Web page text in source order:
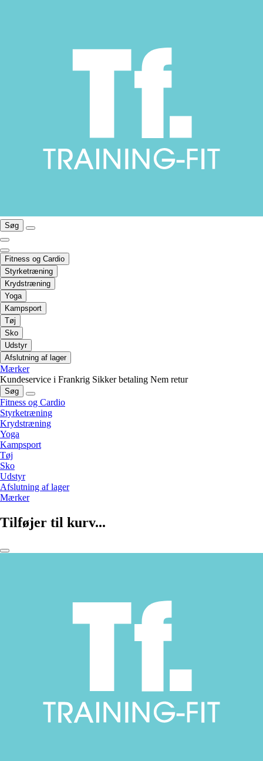
Søg
Fitness og Cardio
Styrketræning
Krydstræning
Yoga
Kampsport
Tøj
Sko
Udstyr
Afslutning af lager
Mærker
Kundeservice i Frankrig Sikker betaling Nem retur
Søg
Fitness og Cardio
Styrketræning
Krydstræning
Yoga
Kampsport
Tøj
Sko
Udstyr
Afslutning af lager
Mærker
Tilføjer til kurv...